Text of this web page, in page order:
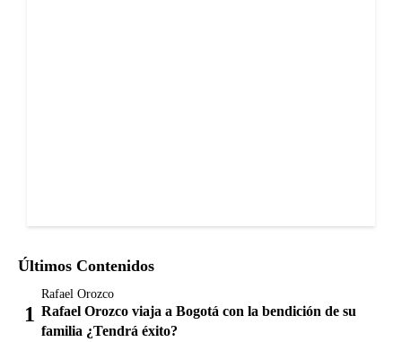
Últimos Contenidos
Rafael Orozco
Rafael Orozco viaja a Bogotá con la bendición de su
familia ¿Tendrá éxito?